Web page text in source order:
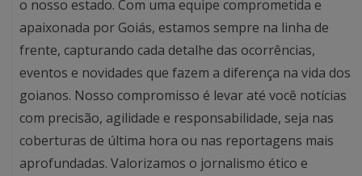
o nosso estado. Com uma equipe comprometida e
apaixonada por Goiás, estamos sempre na linha de
frente, capturando cada detalhe das ocorrências,
eventos e novidades que fazem a diferença na vida dos
goianos. Nosso compromisso é levar até você notícias
com precisão, agilidade e responsabilidade, seja nas
coberturas de última hora ou nas reportagens mais
aprofundadas. Valorizamos o jornalismo ético e